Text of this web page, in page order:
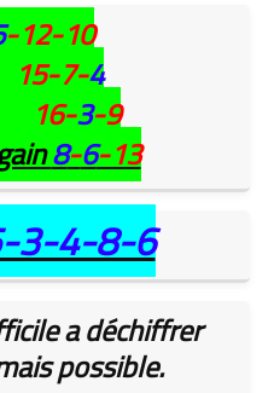
-12-10
15-7-4
16-3-9
8-6-13
3-4-8-6
a déchiffrer
possible.